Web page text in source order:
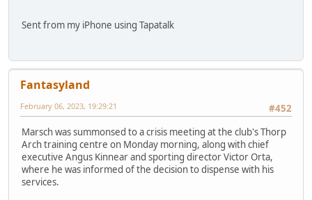
Sent from my iPhone using Tapatalk
Fantasyland
#452
February 06, 2023, 19:29:21
Marsch was summonsed to a crisis meeting at the club's Thorp
Arch training centre on Monday morning, along with chief
executive Angus Kinnear and sporting director Victor Orta,
where he was informed of the decision to dispense with his
services.